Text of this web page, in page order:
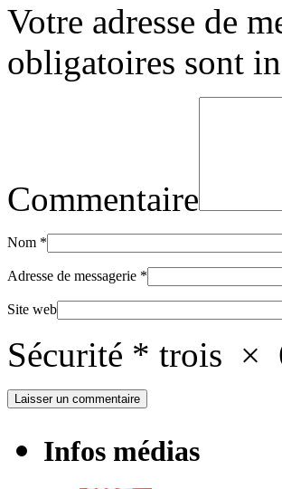
Votre adresse de
obligatoires sont
Commentaire
Nom *
Adresse de messagerie *
Site web
Sécurité * trois ×
Infos médias